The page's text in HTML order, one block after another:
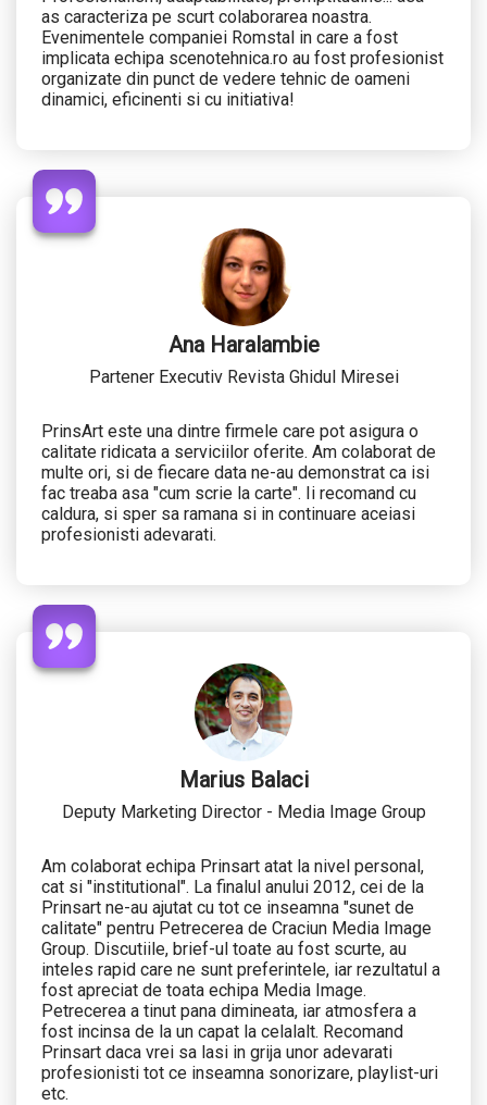
as caracteriza pe scurt colaborarea noastra.
Evenimentele companiei Romstal in care a fost
implicata echipa scenotehnica.ro au fost profesionist
organizate din punct de vedere tehnic de oameni
dinamici, eficinenti si cu initiativa!
Ana Haralambie
Partener Executiv Revista Ghidul Miresei
PrinsArt este una dintre firmele care pot asigura o
calitate ridicata a serviciilor oferite. Am colaborat de
multe ori, si de fiecare data ne-au demonstrat ca isi
fac treaba asa "cum scrie la carte". Ii recomand cu
caldura, si sper sa ramana si in continuare aceiasi
profesionisti adevarati.
Marius Balaci
Deputy Marketing Director - Media Image Group
Am colaborat echipa Prinsart atat la nivel personal,
cat si "institutional". La finalul anului 2012, cei de la
Prinsart ne-au ajutat cu tot ce inseamna "sunet de
calitate" pentru Petrecerea de Craciun Media Image
Group. Discutiile, brief-ul toate au fost scurte, au
inteles rapid care ne sunt preferintele, iar rezultatul a
fost apreciat de toata echipa Media Image.
Petrecerea a tinut pana dimineata, iar atmosfera a
fost incinsa de la un capat la celalalt. Recomand
Prinsart daca vrei sa lasi in grija unor adevarati
profesionisti tot ce inseamna sonorizare, playlist-uri
etc.